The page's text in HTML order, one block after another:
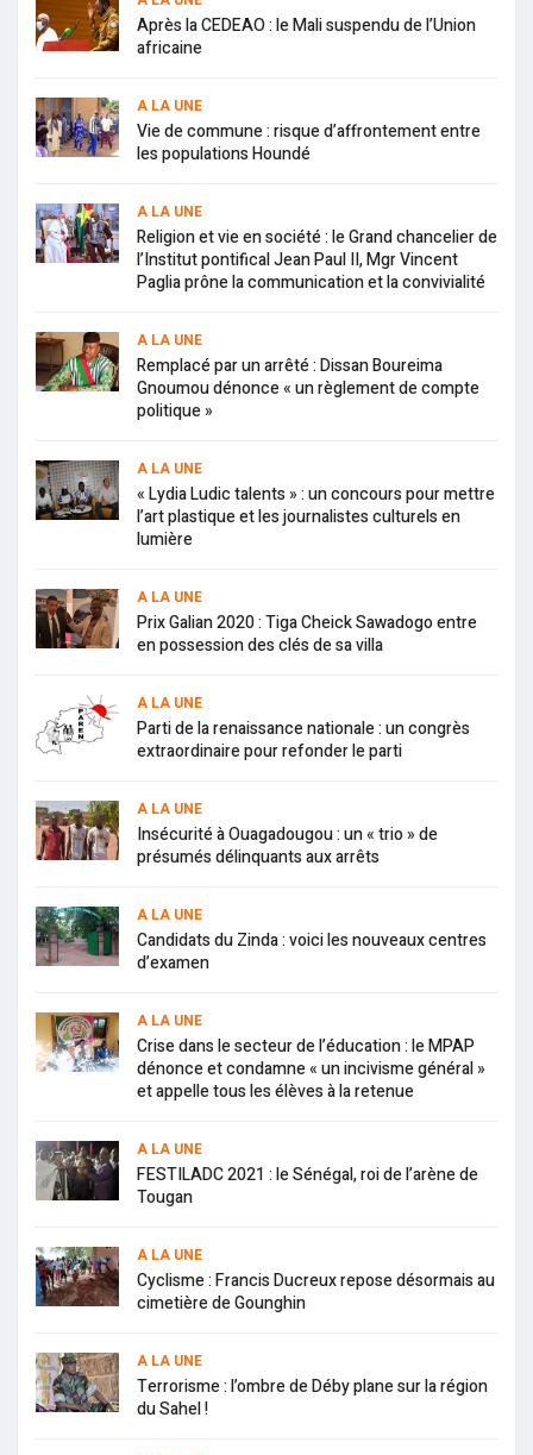
Après la CEDEAO : le Mali suspendu de l’Union
africaine
A LA UNE
Vie de commune : risque d’affrontement entre
les populations Houndé
A LA UNE
Religion et vie en société : le Grand chancelier de
l’Institut pontifical Jean Paul II, Mgr Vincent
Paglia prône la communication et la convivialité
A LA UNE
Remplacé par un arrêté : Dissan Boureima
Gnoumou dénonce « un règlement de compte
politique »
A LA UNE
« Lydia Ludic talents » : un concours pour mettre
l’art plastique et les journalistes culturels en
lumière
A LA UNE
Prix Galian 2020 : Tiga Cheick Sawadogo entre
en possession des clés de sa villa
A LA UNE
Parti de la renaissance nationale : un congrès
extraordinaire pour refonder le parti
A LA UNE
Insécurité à Ouagadougou : un « trio » de
présumés délinquants aux arrêts
A LA UNE
Candidats du Zinda : voici les nouveaux centres
d’examen
A LA UNE
Crise dans le secteur de l’éducation : le MPAP
dénonce et condamne « un incivisme général »
et appelle tous les élèves à la retenue
A LA UNE
FESTILADC 2021 : le Sénégal, roi de l’arène de
Tougan
A LA UNE
Cyclisme : Francis Ducreux repose désormais au
cimetière de Gounghin
A LA UNE
Terrorisme : l’ombre de Déby plane sur la région
du Sahel !